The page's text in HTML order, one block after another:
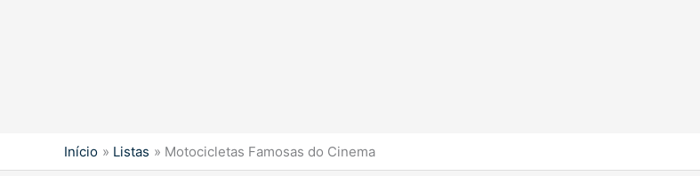
Início Listas Motocicletas Famosas do Cinema